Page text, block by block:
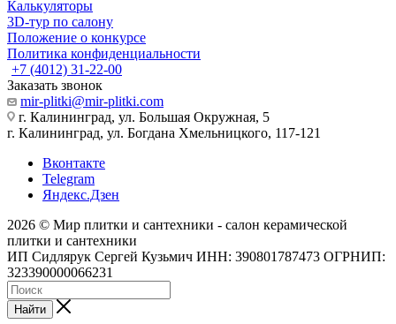
Калькуляторы
3D-тур по салону
Положение о конкурсе
Политика конфиденциальности
+7 (4012) 31-22-00
Заказать звонок
mir-plitki@mir-plitki.com
г. Калининград, ул. Большая Окружная, 5
г. Калининград, ул. Богдана Хмельницкого, 117-121
Вконтакте
Telegram
Яндекс.Дзен
2026 © Мир плитки и сантехники - салон керамической
плитки и сантехники
ИП Сидлярук Сергей Кузьмич ИНН: 390801787473 ОГРНИП:
323390000066231
Найти